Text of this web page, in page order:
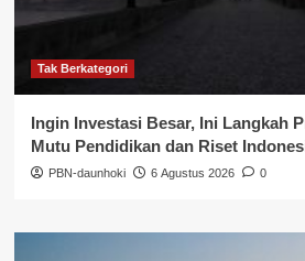
Tak Berkategori
Ingin Investasi Besar, Ini Langkah
Mutu Pendidikan dan Riset
PBN-daunhoki 6 Agustus 2026 0